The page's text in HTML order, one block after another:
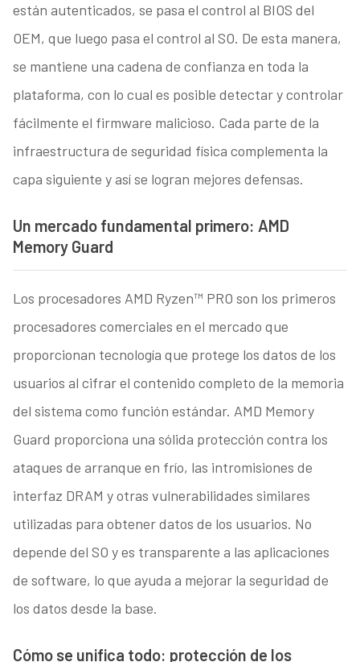
están autenticados, se pasa el control al BIOS del
OEM, que luego pasa el control al SO. De esta manera,
se mantiene una cadena de confianza en toda la
plataforma, con lo cual es posible detectar y controlar
fácilmente el firmware malicioso. Cada parte de la
infraestructura de seguridad física complementa la
capa siguiente y así se logran mejores defensas.
Un mercado fundamental primero: AMD
Memory Guard
Los procesadores AMD Ryzen™ PRO son los primeros
procesadores comerciales en el mercado que
proporcionan tecnología que protege los datos de los
usuarios al cifrar el contenido completo de la memoria
del sistema como función estándar. AMD Memory
Guard proporciona una sólida protección contra los
ataques de arranque en frío, las intromisiones de
interfaz DRAM y otras vulnerabilidades similares
utilizadas para obtener datos de los usuarios. No
depende del SO y es transparente a las aplicaciones
de software, lo que ayuda a mejorar la seguridad de
los datos desde la base.
Cómo se unifica todo: protección de los